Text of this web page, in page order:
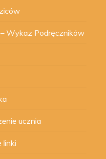
Wykaz Podręczników
ucznia
linki